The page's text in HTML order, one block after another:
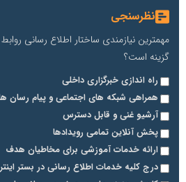
نظرسنجی
مهمترین نیازمندی ساختار اطلاع رسانی
گزینه است؟
راه اندازی خبرگزاری داخلی
همراهی شبکه های اجتماعی و پیام رسان
آرشیو غنی و قابل دسترس
پخش آنلاین تمامی رویدادها
ارائه خدمات آموزشی برای مخاطیان هدف
درج کلیه خدمات اطلاع رسانی در بستر